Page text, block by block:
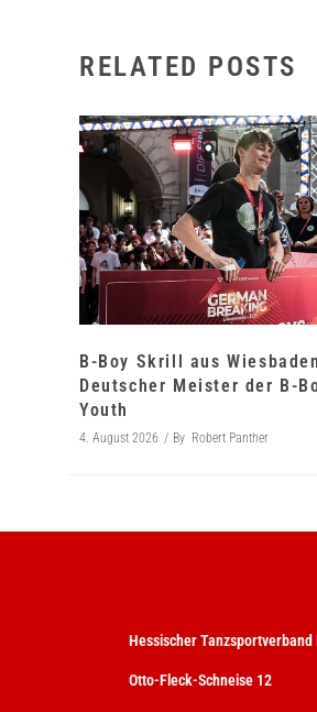
RELATED POSTS
B-Boy Skrill aus
Deutscher Meister der B-
Youth
4. August 2026 By Robert Panther
Hessischer Tanzsportverband
Otto-Fleck-Schneise 12